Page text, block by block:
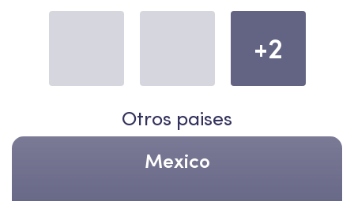
+2
Otros paises
Mexico